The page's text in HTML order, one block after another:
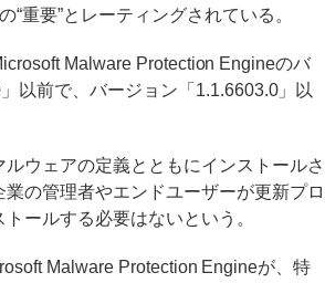
“重要”とレーティングされている。
Malware Protection Engineのバ
以前で、バージョン「1.1.6603.0」以
ウェアの定義とともにインストールさ
の管理者やエンドユーザーが更新プロ
ールする必要はないという。
Malware Protection Engineが、特